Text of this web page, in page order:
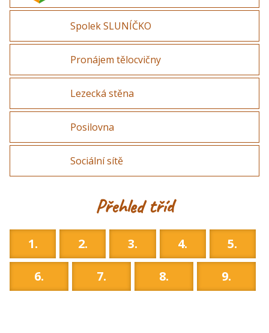
Spolek SLUNÍČKO
Pronájem tělocvičny
Lezecká stěna
Posilovna
Sociální sítě
Přehled tříd
1. 2. 3. 4.
5.
6.
7. 8. 9.